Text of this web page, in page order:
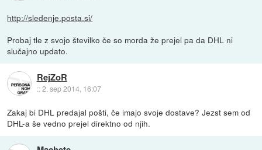
http://sledenje.posta.si/
Probaj tle z svojo številko če so morda že prejel pa da DHL ni
slučajno updato.
RejZoR
::2. sep 2014, 16:07
Zakaj bi DHL predajal pošti, če imajo svoje dostave? Jezst sem od
DHL-a še vedno prejel direktno od njih.